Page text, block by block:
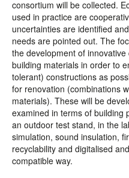
consortium will be collected.
used in practice are
uncertainties are identified
needs are pointed out. The
the development of
building materials in order to
tolerant) constructions as
for renovation (combinations
materials). These will be
examined in terms of building
an outdoor test stand, in the
simulation, sound insulation,
recyclability and digitalised
compatible way.